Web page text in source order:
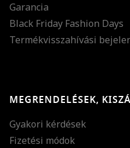
Garancia
Black Friday Fashion Days
Termékvisszahívási
MEGRENDELÉSEK,
Gyakori kérdések
Fizetési módok